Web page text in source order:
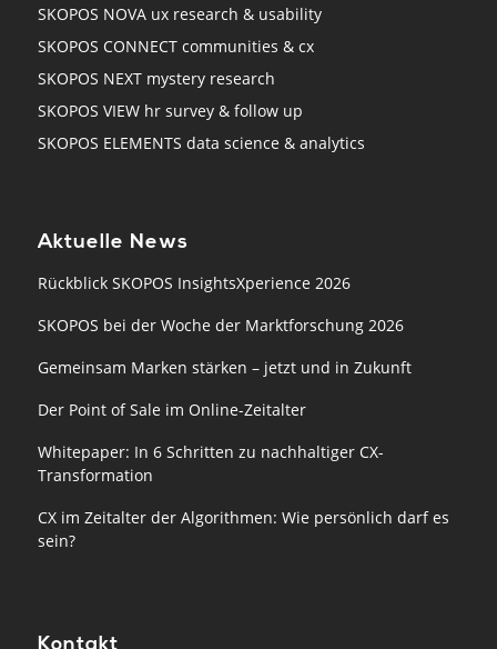
SKOPOS NOVA ux research & usability
SKOPOS CONNECT communities & cx
SKOPOS NEXT mystery research
SKOPOS VIEW hr survey & follow up
SKOPOS ELEMENTS data science & analytics
Aktuelle News
Rückblick SKOPOS InsightsXperience 2026
SKOPOS bei der Woche der Marktforschung 2026
Gemeinsam Marken stärken – jetzt und in Zukunft
Der Point of Sale im Online-Zeitalter
Whitepaper: In 6 Schritten zu nachhaltiger CX-
Transformation
CX im Zeitalter der Algorithmen: Wie persönlich darf es
sein?